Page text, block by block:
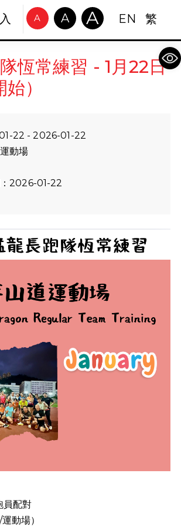
A A A EN 繁
恆常練習 - 1月22日
）
22 - 2026-01-22
動場
2026-01-22
員配對
/運動場）